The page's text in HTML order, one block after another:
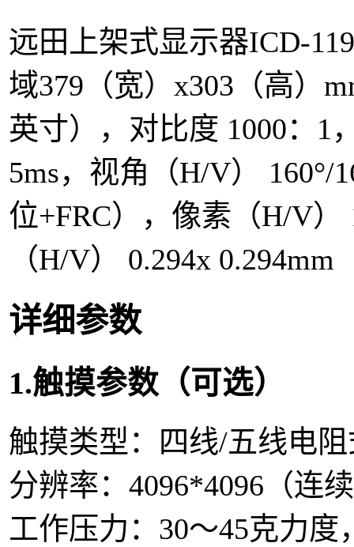
远田上架式显示器ICD-
域379（宽）x303（高）
英寸），对比度 1000：1
5ms，视角（H/V） 160°/
位+FRC），像素（H/V）
（H/V） 0.294x 0.294mm
详细参数
1.触摸参数（可选）
触摸类型：四线/五线电
分辨率：4096*4096（连
工作压力：30～45克力度